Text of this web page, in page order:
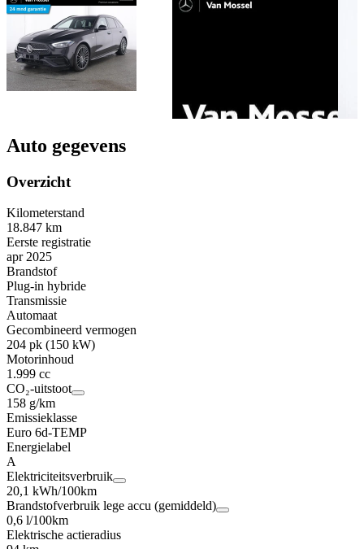
Auto gegevens
Overzicht
Kilometerstand
18.847 km
Eerste registratie
apr 2025
Brandstof
Plug-in hybride
Transmissie
Automaat
Gecombineerd vermogen
204 pk (150 kW)
Motorinhoud
1.999 cc
CO₂-uitstoot
158 g/km
Emissieklasse
Euro 6d-TEMP
Energielabel
A
Elektriciteitsverbruik
20,1 kWh/100km
Brandstofverbruik lege accu (gemiddeld)
0,6 l/100km
Elektrische actieradius